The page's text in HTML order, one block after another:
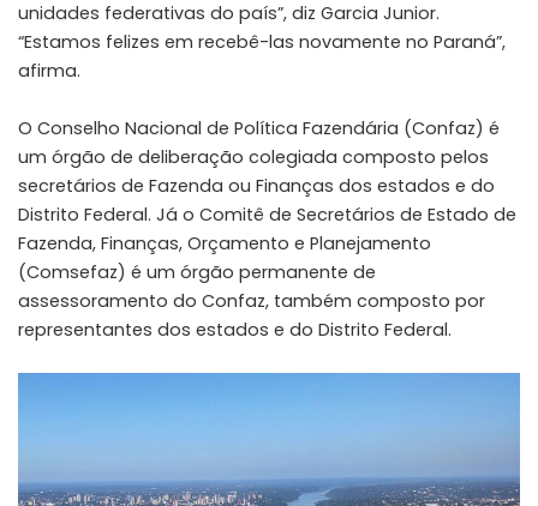
unidades federativas do país”, diz Garcia Junior.
“Estamos felizes em recebê-las novamente no Paraná”,
afirma.
O Conselho Nacional de Política Fazendária (Confaz) é
um órgão de deliberação colegiada composto pelos
secretários de Fazenda ou Finanças dos estados e do
Distrito Federal. Já o Comitê de Secretários de Estado de
Fazenda, Finanças, Orçamento e Planejamento
(Comsefaz) é um órgão permanente de
assessoramento do Confaz, também composto por
representantes dos estados e do Distrito Federal.